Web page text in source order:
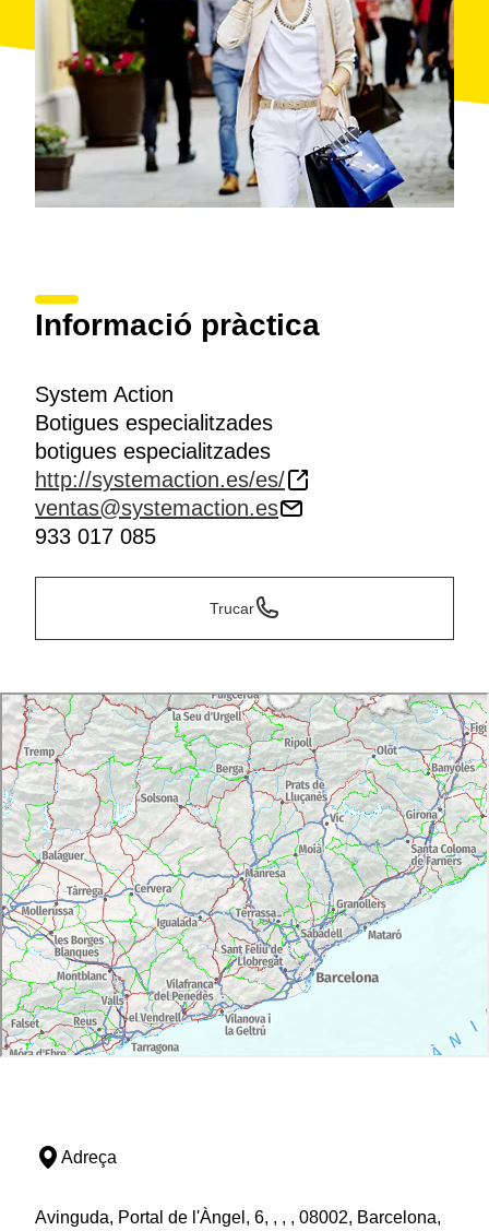
Informació pràctica
System Action
Botigues especialitzades
botigues especialitzades
http://systemaction.es/es/
ventas@systemaction.es
933 017 085
Trucar
Adreça
Avinguda, Portal de l'Àngel, 6, , , , 08002, Barcelona,